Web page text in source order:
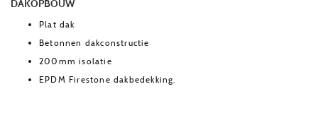
DAKOPBOUW
Plat dak
Betonnen dakconstructie
200mm isolatie
EPDM Firestone dakbedekking.